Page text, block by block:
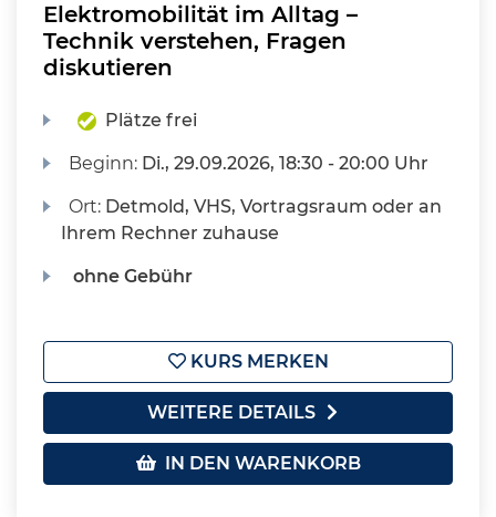
Elektromobilität im Alltag –
Technik verstehen, Fragen
diskutieren
Plätze frei
Beginn: Di., 29.09.2026, 18:30 - 20:00 Uhr
Ort: Detmold, VHS, Vortragsraum oder an
Ihrem Rechner zuhause
ohne Gebühr
KURS MERKEN
WEITERE DETAILS
IN DEN WARENKORB